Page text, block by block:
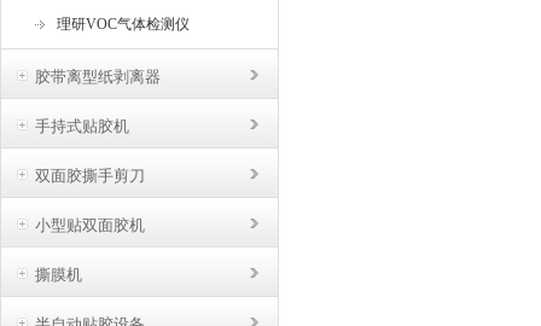
理研VOC气体检测仪
胶带离型纸剥离器
手持式贴胶机
双面胶撕手剪刀
小型贴双面胶机
撕膜机